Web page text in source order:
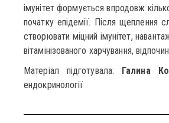
імунітет формується впродовж
початку епідемії. Після щеплення
створювати міцний імунітет,
вітамінізованого харчування,
Матеріал підготувала: Галина
ендокринології